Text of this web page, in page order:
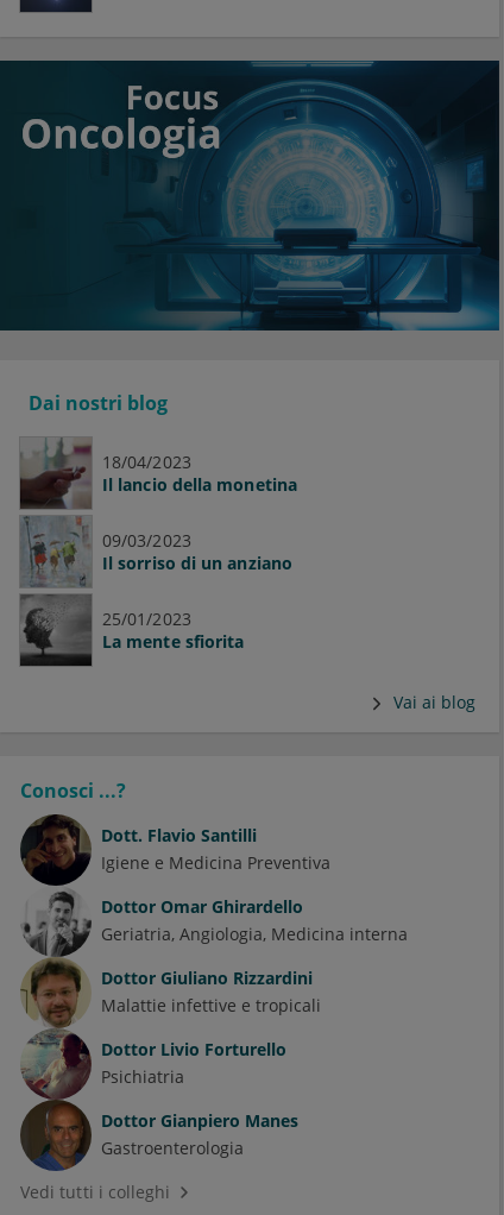
Dai nostri blog
18/04/2023
Il lancio della monetina
09/03/2023
Il sorriso di un anziano
25/01/2023
La mente sfiorita
Vai ai blog
Conosci ...?
Dott. Flavio Santilli
Igiene e Medicina Preventiva
Dottor Omar Ghirardello
Geriatria Angiologia Medicina interna
Dottor Giuliano Rizzardini
Malattie infettive e tropicali
Dottor Livio Forturello
Psichiatria
Dottor Gianpiero Manes
Gastroenterologia
Vedi tutti i colleghi